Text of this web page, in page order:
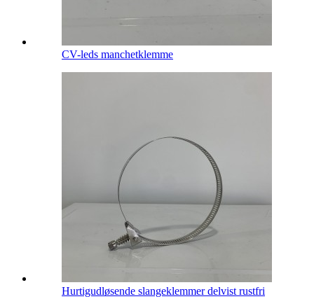
CV-leds manchetklemme
Hurtigudløsende slangeklemmer delvist rustfri